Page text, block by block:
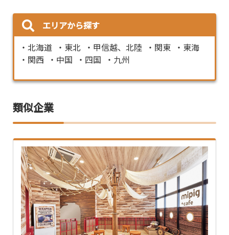
エリアから探す
北海道 東北 甲信越、北陸 関東
東海
関西
中国 四国 九州
類似企業